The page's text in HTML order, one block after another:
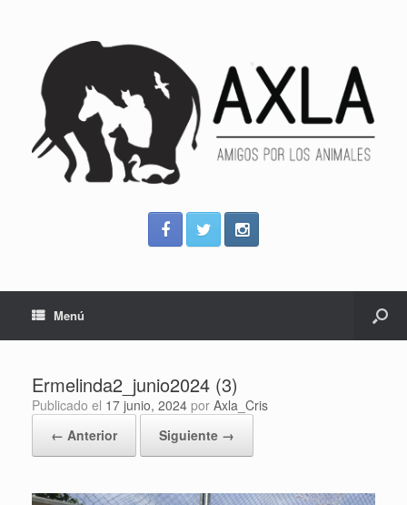
Menú
Ermelinda2_junio2024 (3)
Publicado el 17 junio, 2024 por Axla_Cris
← Anterior
Siguiente →